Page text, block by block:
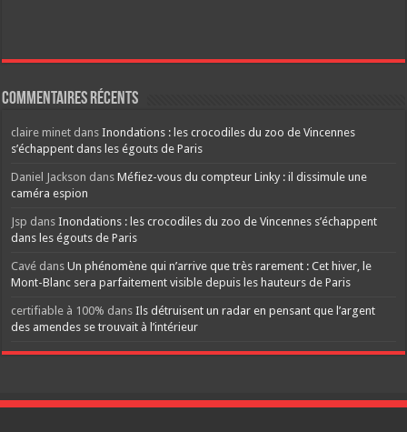
Commentaires récents
claire minet dansInondations : les crocodiles du zoo de Vincennes
s’échappent dans les égouts de Paris
Daniel Jackson dansMéfiez-vous du compteur Linky : il dissimule une
caméra espion
Jsp dansInondations : les crocodiles du zoo de Vincennes s’échappent
dans les égouts de Paris
Cavé dansUn phénomène qui n’arrive que très rarement : Cet hiver, le
Mont-Blanc sera parfaitement visible depuis les hauteurs de Paris
certifiable à 100% dansIls détruisent un radar en pensant que l’argent
des amendes se trouvait à l’intérieur